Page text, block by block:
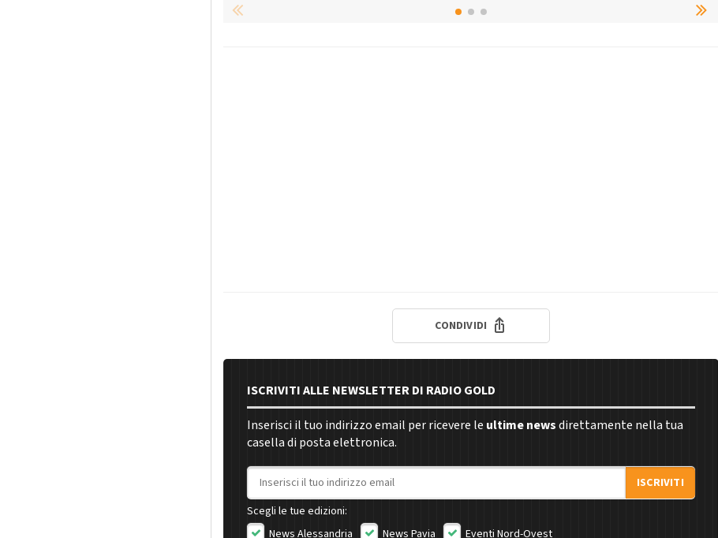
CONDIVIDI
ISCRIVITI ALLE NEWSLETTER DI RADIO GOLD
Inserisci il tuo indirizzo email per ricevere le ultime newsdirettamente nella tua
casella di posta elettronica.
Indirizzo email
ISCRIVITI
Scegli le tue edizioni:
News Alessandria
News Pavia Eventi Nord-Ovest